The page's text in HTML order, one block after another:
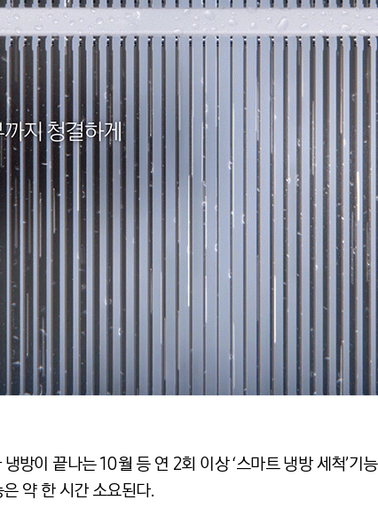
방이 끝나는 10월 등 연 2회 이상 ‘스마트 냉방 세척’기
은 약 한 시간 소요된다.